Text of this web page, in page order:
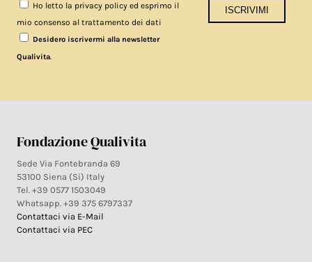
Ho letto la privacy policy ed esprimo il
mio consenso al trattamento dei dati
Desidero iscrivermi alla newsletter
Qualivita.
Fondazione Qualivita
Sede Via Fontebranda 69
53100 Siena (Si) Italy
Tel. +39 0577 1503049
Whatsapp. +39 375 6797337
Contattaci via E-Mail
Contattaci via PEC